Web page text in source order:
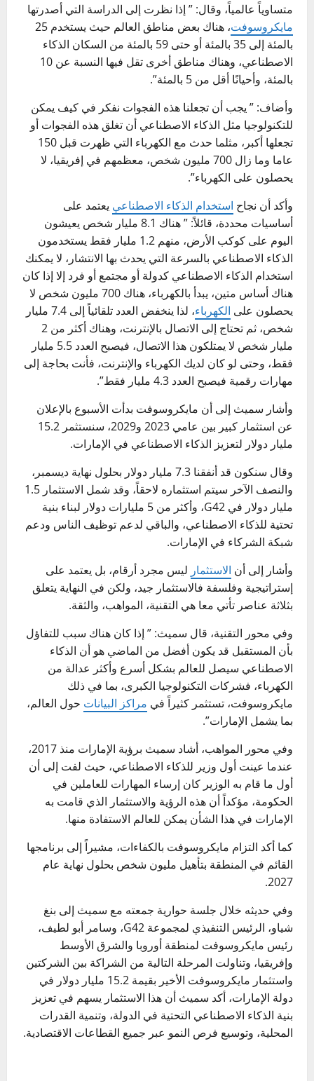
متساوياً عالمياً، وقال: ” إذا نظرت إلى الدراسة التي أصدرتها
مايكروسوفت
، هناك بعض مناطق العالم حيث يستخدم 25
بالمئة إلى 35 بالمئة أو حتى 59 بالمئة من السكان الذكاء
الاصطناعي، وهناك مناطق أخرى تقل فيها النسبة عن 10
بالمئة، وأحيانًا أقل من 5 بالمئة”.
وأضاف: ” يجب أن تجعلنا هذه الفجوات نفكر في كيف يمكن
للتكنولوجيا مثل الذكاء الاصطناعي أن تغلق هذه الفجوات أو
تجعلها أكبر، مثلما حدث مع الكهرباء التي ظهرت قبل 150
عاما وما زال 700 مليون شخص، معظمهم في إفريقيا، لا
يحصلون على الكهرباء”.
وأكد أن نجاح استخدام الذكاء الاصطناعي يعتمد على
أساسيات محددة، قائلاً: ” هناك 8.1 مليار شخص يعيشون
اليوم على كوكب الأرض، منهم 1.2 مليار فقط يستخدمون
الذكاء الاصطناعي بالسرعة التي يحدث بها الانتشار، لا يمكنك
استخدام الذكاء الاصطناعي كدولة أو مجتمع أو فرد إلا إذا كان
هناك أساس متين، يبدأ بالكهرباء، هناك 700 مليون شخص لا
يحصلون على الكهرباء
، لذا ينخفض العدد تلقائياً إلى 7.4 مليار
شخص، ثم تحتاج إلى الاتصال بالإنترنت، وهناك أكثر من 2
مليار شخص لا يمتلكون هذا الاتصال، فيصبح العدد 5.5 مليار
فقط، وحتى لو كان لديك الكهرباء والإنترنت، فأنت بحاجة إلى
مهارات رقمية فيصبح العدد 4.3 مليار فقط”.
وأشار سميث إلى أن مايكروسوفت بدأت الأسبوع بالإعلان
عن استثمار كبير بين عامي 2023 و2029، سنستثمر 15.2
مليار دولار لتعزيز الذكاء الاصطناعي في الإمارات.
وقال سنكون قد أنفقنا 7.3 مليار دولار بحلول نهاية ديسمبر،
والنصف الآخر سيتم استثماره لاحقاً، وقد شمل الاستثمار 1.5
مليار دولار في G42، وأكثر من 5 مليارات دولار لبناء بنية
تحتية للذكاء الاصطناعي، والباقي لدعم توظيف الناس ودعم
شبكة الشركاء في الإمارات.
وأشار إلى أن الاستثمار ليس مجرد أرقام، بل يعتمد على
إستراتيجية وفلسفة فالاستثمار جيد، ولكن في النهاية يتعلق
بثلاثة عناصر تأتي معا هي التقنية، المواهب، والثقة.
وفي محور التقنية، قال سميث: ” إذا كان هناك سبب للتفاؤل
بأن المستقبل قد يكون أفضل من الماضي هو أن الذكاء
الاصطناعي سيصل للعالم بشكل أسرع وأكثر عدالة من
الكهرباء، فشركات التكنولوجيا الكبرى، بما في ذلك
مايكروسوفت، تستثمر كثيراً في مراكز البيانات حول العالم،
بما يشمل الإمارات”.
وفي محور المواهب، أشاد سميث برؤية الإمارات منذ 2017،
عندما عينت أول وزير للذكاء الاصطناعي، حيث لفت إلى أن
أول ما قام به الوزير كان إرساء المهارات للعاملين في
الحكومة، مؤكداً أن هذه الرؤية والاستثمار الذي قامت به
الإمارات في هذا الشأن يمكن للعالم الاستفادة منها.
كما أكد التزام مايكروسوفت بالكفاءات، مشيراً إلى برنامجها
القائم في المنطقة بتأهيل مليون شخص بحلول نهاية عام
2027.
وفي حديثه خلال جلسة حوارية جمعته مع سميث إلى بنغ
شياو، الرئيس التنفيذي لمجموعة G42، وسامر أبو لطيف،
رئيس مايكروسوفت لمنطقة أوروبا والشرق الأوسط
وإفريقيا، وتناولت المرحلة التالية من الشراكة بين الشركتين
واستثمار مايكروسوفت الأخير بقيمة 15.2 مليار دولار في
دولة الإمارات، أكد سميث أن هذا الاستثمار يسهم في تعزيز
بنية الذكاء الاصطناعي التحتية في الدولة، وتنمية القدرات
المحلية، وتوسيع فرص النمو عبر جميع القطاعات الاقتصادية.